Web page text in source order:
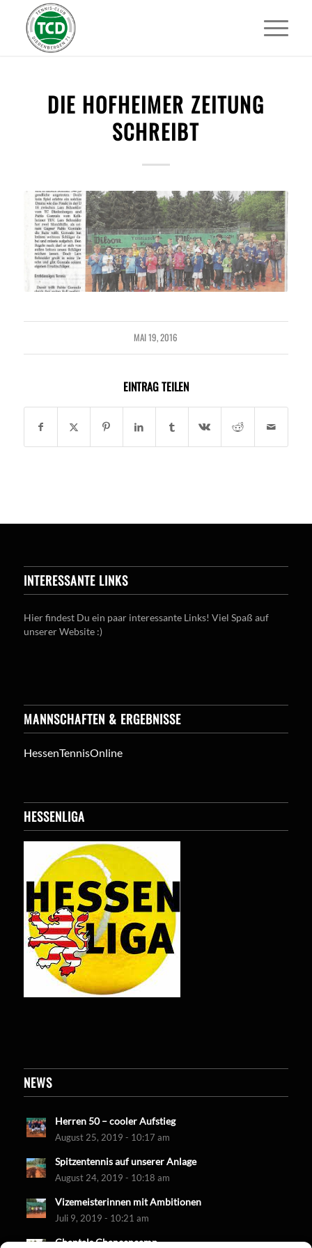
DIE HOFHEIMER ZEITUNG
SCHREIBT
MAI 19, 2016
EINTRAG TEILEN
INTERESSANTE LINKS
Hier findest Du ein paar interessante Links! Viel Spaß auf
unserer Website :)
MANNSCHAFTEN & ERGEBNISSE
HessenTennisOnline
HESSENLIGA
NEWS
Herren 50 – cooler Aufstieg
August 25, 2019 - 10:17 am
Spitzentennis auf unserer Anlage
August 24, 2019 - 10:18 am
Vizemeisterinnen mit Ambitionen
Juli 9, 2019 - 10:21 am
Chantals Chancencamp